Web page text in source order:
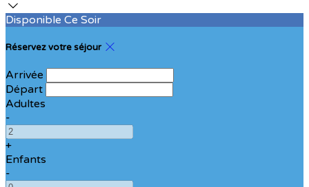
Disponible Ce Soir
Réservez votre séjour
Arrivée
Départ
Adultes
-
+
Enfants
-